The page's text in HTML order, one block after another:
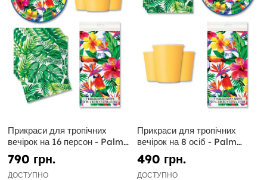
Прикраси для тропічних
вечірок на 16 персон - Palm
Tropical Luau
790 грн.
ДОСТУПНО
Прикраси для тропічних
вечірок на 8 осіб - Palm
Tropical Luau
490 грн.
ДОСТУПНО